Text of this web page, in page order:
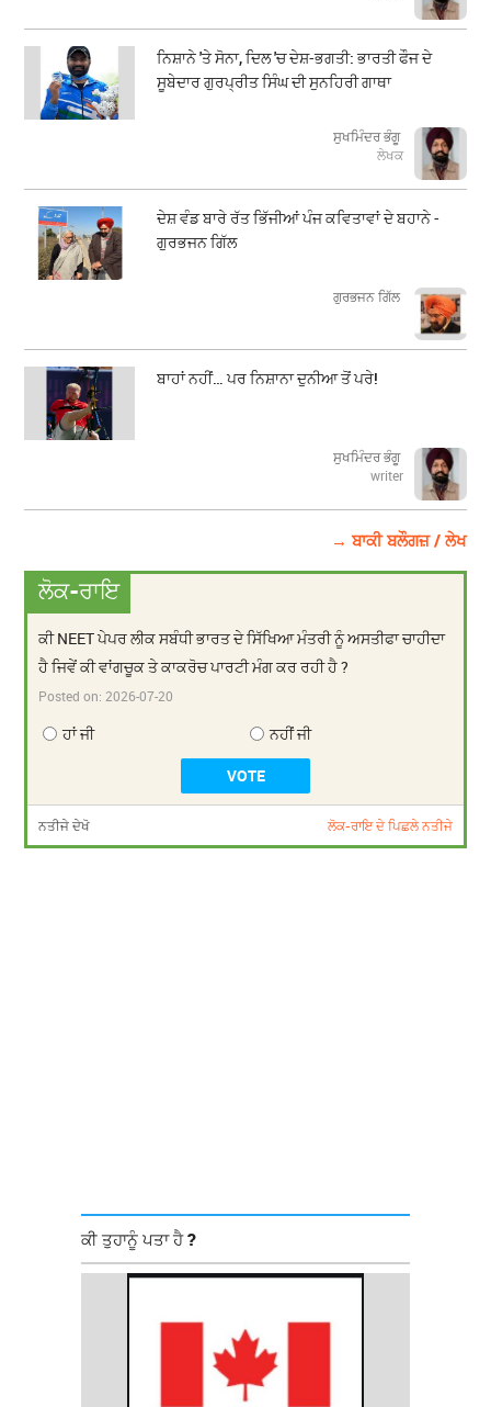
ਨਿਸ਼ਾਨੇ 'ਤੇ ਸੋਨਾ, ਦਿਲ 'ਚ ਦੇਸ਼-ਭਗਤੀ: ਭਾਰਤੀ ਫੌਜ ਦੇ
ਸੂਬੇਦਾਰ ਗੁਰਪ੍ਰੀਤ ਸਿੰਘ ਦੀ ਸੁਨਹਿਰੀ ਗਾਥਾ
ਸੁਖਮਿੰਦਰ ਭੰਗੂ
ਲੇਖਕ
ਦੇਸ਼ ਵੰਡ ਬਾਰੇ ਰੱਤ ਭਿੱਜੀਆਂ ਪੰਜ ਕਵਿਤਾਵਾਂ ਦੇ ਬਹਾਨੇ -
ਗੁਰਭਜਨ ਗਿੱਲ
​​​​​​​ਗੁਰਭਜਨ ਗਿੱਲ
ਬਾਹਾਂ ਨਹੀਂ… ਪਰ ਨਿਸ਼ਾਨਾ ਦੁਨੀਆ ਤੋਂ ਪਰੇ!
ਸੁਖਮਿੰਦਰ ਭੰਗੂ
writer
→ ਬਾਕੀ ਬਲੌਗਜ਼ / ਲੇਖ
ਲੋਕ-ਰਾਇ
ਕੀ NEET ਪੇਪਰ ਲੀਕ ਸਬੰਧੀ ਭਾਰਤ ਦੇ ਸਿੱਖਿਆ ਮੰਤਰੀ ਨੂੰ ਅਸਤੀਫਾ ਚਾਹੀਦਾ
ਹੈ ਜਿਵੇਂ ਕੀ ਵਾਂਗਚੂਕ ਤੇ ਕਾਕਰੋਚ ਪਾਰਟੀ ਮੰਗ ਕਰ ਰਹੀ ਹੈ ?
Posted on:2026-07-20
ਹਾਂ ਜੀ ਨਹੀਂ ਜੀ
ਨਤੀਜੇ ਦੇਖੋ ਲੋਕ-ਰਾਇ ਦੇ ਪਿਛਲੇ ਨਤੀਜੇ
ਕੀ ਤੁਹਾਨੂੰ ਪਤਾ ਹੈ ?